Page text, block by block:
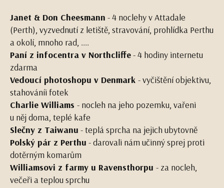
Janet & Don Cheesmann - 4 noclehy v Attadale
(Perth), vyzvednutí z letiště, stravování, prohlídka Perthu
a okolí, mnoho rad, ....
Paní z infocentra v Northcliffe- 4 hodiny internetu
zdarma
Vedoucí photoshopu v Denmark - vyčištění objektivu,
stahováníi fotek
Charlie Williams - nocleh na jeho pozemku, vařeni
u něj doma, teplé kafe
Slečny z Taiwanu - teplá sprcha na jejich ubytovně
Polský pár z Perthu - darovali nám učinný sprej proti
dotěrným komarům
Williamsovi z farmy u Ravensthorpu - za nocleh,
večeři a teplou sprchu